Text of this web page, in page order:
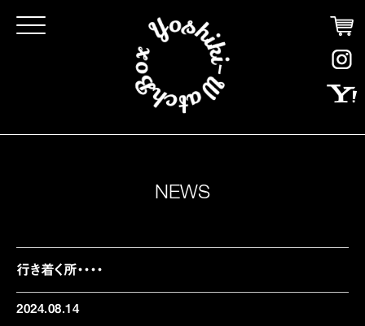
Click
NEWS
行き着く所・・・・
2024.08.14